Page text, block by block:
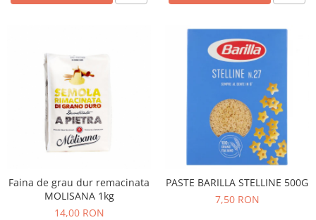
Faina de grau dur remacinata
MOLISANA 1kg
14,00 RON
PASTE BARILLA STELLINE 500G
7,50 RON